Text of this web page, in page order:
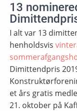
13
I alt var 13
henholdsvis
Dimittendpris
et års gratis
21. oktober på